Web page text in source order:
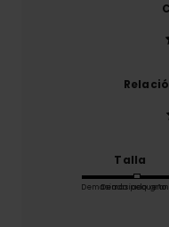
Talla
Demasiado pequeño
Demasiado